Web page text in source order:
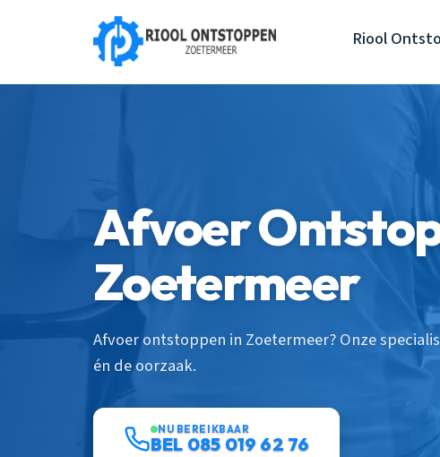
Riool
Afvoer
Zoetermeer
Afvoer ontstoppen in Zoetermeer? Onze
én de oorzaak.
NU BEREIKBAAR
BEL 085 019 62 76